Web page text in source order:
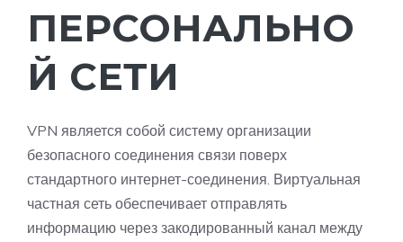
ПЕРСОНАЛЬНО
Й СЕТИ
VPN является собой систему организации
безопасного соединения связи поверх
стандартного интернет-соединения. Виртуальная
частная сеть обеспечивает отправлять
информацию через закодированный канал между